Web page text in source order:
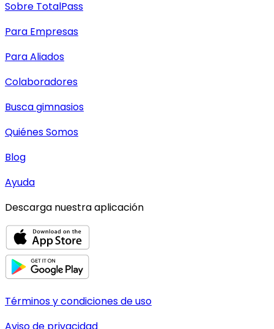
Sobre TotalPass
Para Empresas
Para Aliados
Colaboradores
Busca gimnasios
Quiénes Somos
Blog
Ayuda
Descarga nuestra aplicación
Términos y condiciones de uso